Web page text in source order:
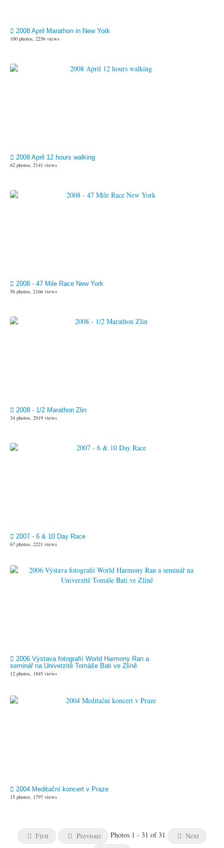
2008 April Marathon in New York
100 photos, 2256 views
2008 April 12 hours walking
62 photos, 2141 views
2008 - 47 Mile Race New York
56 photos, 2166 views
2008 - 1/2 Marathon Zlin
34 photos, 2919 views
2007 - 6 & 10 Day Race
67 photos, 2221 views
2006 Výstava fotografií World Harmony Ran a
seminář na Univerzitě Tomáše Bati ve Zlíně
12 photos, 1845 views
2004 Meditační koncert v Praze
15 photos, 1797 views
First Previous Photos 1 - 31 of 31
Next